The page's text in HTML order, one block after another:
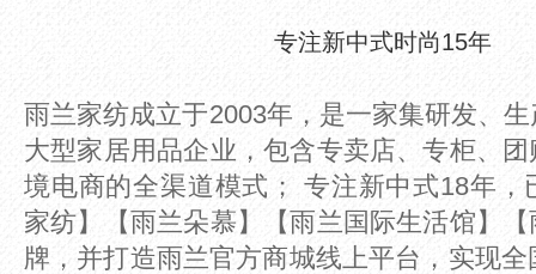
专注新中式时尚15年
雨兰家纺成立于2003年，是一家集研发、
大型家居用品企业，包含专卖店、专柜、
境电商的全渠道模式； 专注新中式18年，
家纺】【雨兰朵慕】【雨兰国际生活馆】
牌，并打造雨兰官方商城线上平台，实现